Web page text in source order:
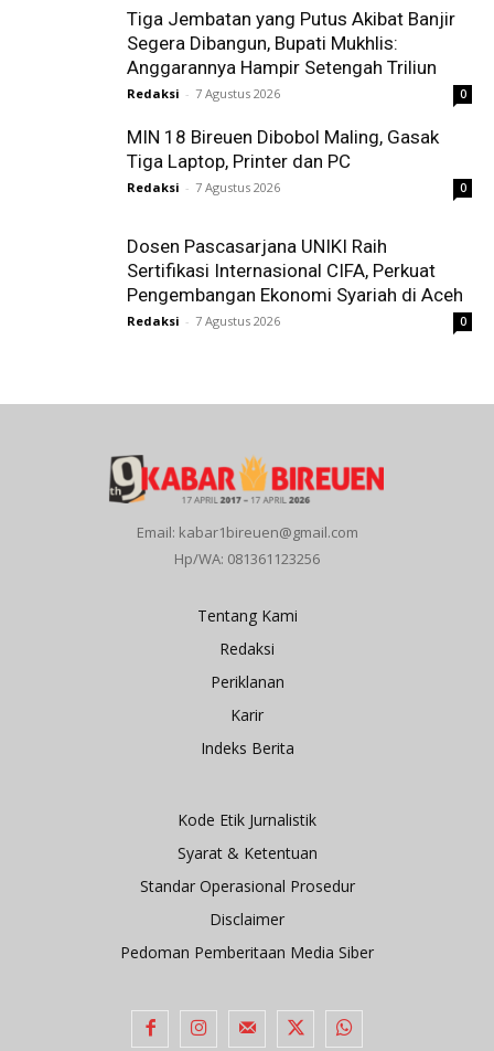
Tiga Jembatan yang Putus Akibat Banjir
Segera Dibangun, Bupati Mukhlis:
Anggarannya Hampir Setengah Triliun
Redaksi - 7 Agustus 2026 0
MIN 18 Bireuen Dibobol Maling, Gasak
Tiga Laptop, Printer dan PC
Redaksi - 7 Agustus 2026 0
Dosen Pascasarjana UNIKI Raih
Sertifikasi Internasional CIFA, Perkuat
Pengembangan Ekonomi Syariah di Aceh
Redaksi - 7 Agustus 2026 0
Email: kabar1bireuen@gmail.com
Hp/WA: 081361123256
Tentang Kami
Redaksi
Periklanan
Karir
Indeks Berita
Kode Etik Jurnalistik
Syarat & Ketentuan
Standar Operasional Prosedur
Disclaimer
Pedoman Pemberitaan Media Siber